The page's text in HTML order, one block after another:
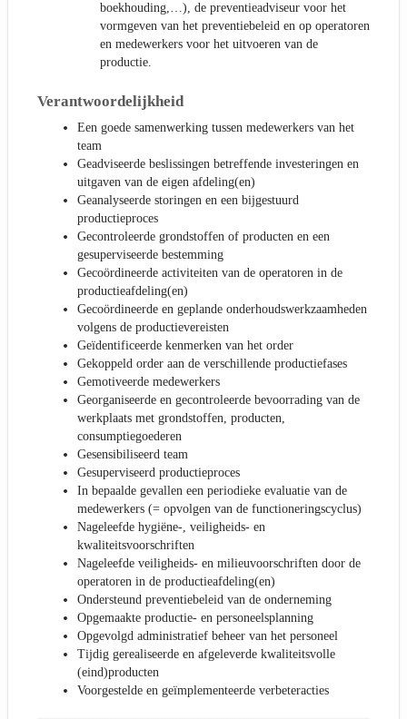
boekhouding,…), de preventieadviseur voor het
vormgeven van het preventiebeleid en op operatoren
en medewerkers voor het uitvoeren van de
productie.
Verantwoordelijkheid
Een goede samenwerking tussen medewerkers van het
team
Geadviseerde beslissingen betreffende investeringen en
uitgaven van de eigen afdeling(en)
Geanalyseerde storingen en een bijgestuurd
productieproces
Gecontroleerde grondstoffen of producten en een
gesuperviseerde bestemming
Gecoördineerde activiteiten van de operatoren in de
productieafdeling(en)
Gecoördineerde en geplande onderhoudswerkzaamheden
volgens de productievereisten
Geïdentificeerde kenmerken van het order
Gekoppeld order aan de verschillende productiefases
Gemotiveerde medewerkers
Georganiseerde en gecontroleerde bevoorrading van de
werkplaats met grondstoffen, producten,
consumptiegoederen
Gesensibiliseerd team
Gesuperviseerd productieproces
In bepaalde gevallen een periodieke evaluatie van de
medewerkers (= opvolgen van de functioneringscyclus)
Nageleefde hygiëne-, veiligheids- en
kwaliteitsvoorschriften
Nageleefde veiligheids- en milieuvoorschriften door de
operatoren in de productieafdeling(en)
Ondersteund preventiebeleid van de onderneming
Opgemaakte productie- en personeelsplanning
Opgevolgd administratief beheer van het personeel
Tijdig gerealiseerde en afgeleverde kwaliteitsvolle
(eind)producten
Voorgestelde en geïmplementeerde verbeteracties